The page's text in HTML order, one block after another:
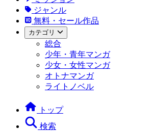
ジャンル
無料・セール作品
カテゴリ
総合
少年・青年マンガ
少女・女性マンガ
オトナマンガ
ライトノベル
トップ
検索